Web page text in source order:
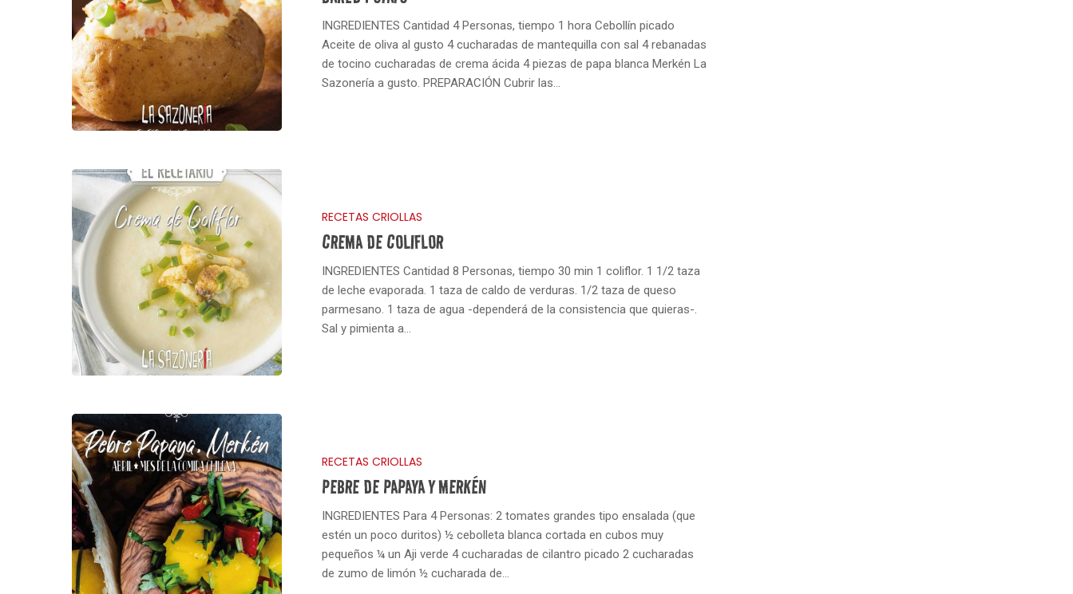
INGREDIENTES Cantidad 4 Personas, tiempo 1 hora Cebollín picado
Aceite de oliva al gusto 4 cucharadas de mantequilla con sal 4 rebanadas
de tocino cucharadas de crema ácida 4 piezas de papa blanca Merkén La
Sazonería a gusto. PREPARACIÓN Cubrir las…
RECETAS CRIOLLAS
CREMA DE COLIFLOR
INGREDIENTES Cantidad 8 Personas, tiempo 30 min 1 coliflor. 1 1/2 taza
de leche evaporada. 1 taza de caldo de verduras. 1/2 taza de queso
parmesano. 1 taza de agua -dependerá de la consistencia que quieras-.
Sal y pimienta a…
RECETAS CRIOLLAS
PEBRE DE PAPAYA Y MERKÉN
INGREDIENTES Para 4 Personas: 2 tomates grandes tipo ensalada (que
estén un poco duritos) ½ cebolleta blanca cortada en cubos muy
pequeños ¼ un Aji verde 4 cucharadas de cilantro picado 2 cucharadas
de zumo de limón ½ cucharada de…